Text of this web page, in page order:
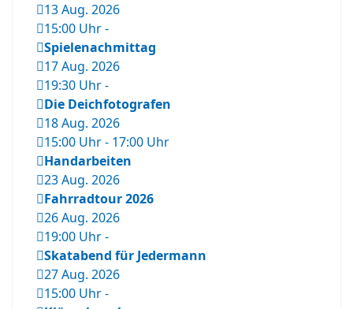
13 Aug. 2026
15:00 Uhr-
Spielenachmittag
17 Aug. 2026
19:30 Uhr-
Die Deichfotografen
18 Aug. 2026
15:00 Uhr- 17:00 Uhr
Handarbeiten
23 Aug. 2026
Fahrradtour 2026
26 Aug. 2026
19:00 Uhr-
Skatabend für Jedermann
27 Aug. 2026
15:00 Uhr-